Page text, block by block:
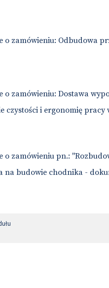
o zamówieniu: Odbudowa
o zamówieniu: Dostawa
czystości i ergonomię
o zamówieniu pn.:
na budowie chodnika -